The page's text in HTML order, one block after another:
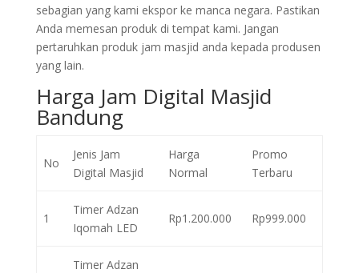
sebagian yang kami ekspor ke manca negara. Pastikan
Anda memesan produk di tempat kami. Jangan
pertaruhkan produk jam masjid anda kepada produsen
yang lain.
Harga Jam Digital Masjid
Bandung
No
Jenis Jam
Digital Masjid
Harga
Normal
Promo
Terbaru
1
Timer Adzan
Iqomah LED
Rp1.200.000 Rp999.000
Timer Adzan